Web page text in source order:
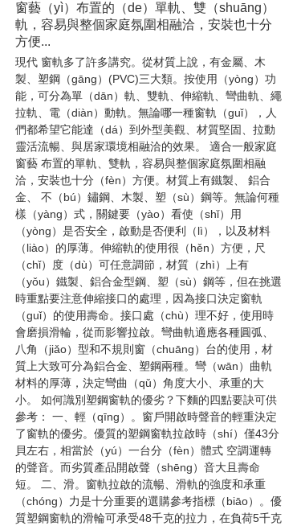
窗藝（yì）布置的（de）單軌、雙（shuāng）
軌，容易與整個家庭氛圍相融洽，安裝也十分
方便...
現代 窗軌多了許多講究。從材質上說，有金屬、木
製、塑鋼（gāng）(PVC)三大類。按使用（yòng）功
能，可分為單（dān）軌、雙軌、伸縮軌、彎曲軌、繩
拉軌、電（diàn）動軌。無論哪一種窗軌（guǐ），人
們都希望它能達（dá）到外型美觀、材質堅固、拉動
靈活流暢、與居家環境相融洽的效果。 適合一般家庭
窗藝 布置的單軌、雙軌，容易與整個家庭氛圍相融
洽，安裝也十分（fèn）方便。材質上有鐵製、 鋁合
金、 不（bú）鏽鋼、木製、塑（sù）鋼等。無論何種
樣（yàng）式，關鍵要（yào）看使（shǐ）用
（yòng）是否安全，啟動是否便利（lì），以及材料
（liào）的厚薄。伸縮軌的使用很（hěn）方便，尺
（chǐ）度（dù）可任意調節，材質（zhì）上有
（yǒu）鐵製、鋁合金型鋼、塑（sù）鋼等，但在挑選
時重點要注意伸縮接口的處理，因為接口決定窗軌
（guǐ）的使用壽命。接口處（chù）理不好，使用時
會磨損滑輪，從而影響拉啟。彎曲軌適應各種圓弧、
八角（jiǎo）型和不規則窗（chuāng）台的使用，材
質上大致可分為鋁合金、塑鋼兩種。彎（wān）曲軌
材料的厚薄，決定彎曲（qǔ）角度大小、承重的大
小。 如何識別塑鋼窗軌的優劣？下麵的四點要訣可供
參考： 一、輕（qīng）。窗戶開啟時聲音的輕重決定
了窗軌的優劣。優質的塑鋼窗軌拉啟時（shí）僅43分
貝左右，相當於（yú）一台分（fèn）體式 空調運轉
的聲音。而劣質產品開啟聲（shēng）音大且壽命
短。 二、滑。窗軌拉啟的流暢、滑軌的強度和承重
（chóng）力是十分重要的選購參考指標（biāo）。優
質塑鋼窗軌的滑輪可承受48千克的拉力，在負荷5千克